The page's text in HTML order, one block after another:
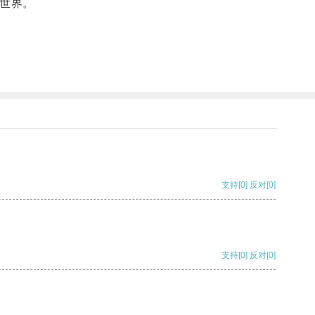
界。
支持[0] 反对[0]
支持[0] 反对[0]